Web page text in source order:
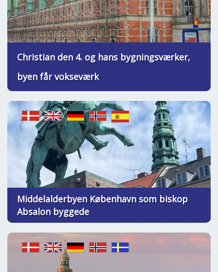
Christian den 4. og hans bygningsværker,
byen får vokseværk
Middelalderbyen København som biskop
Absalon byggede